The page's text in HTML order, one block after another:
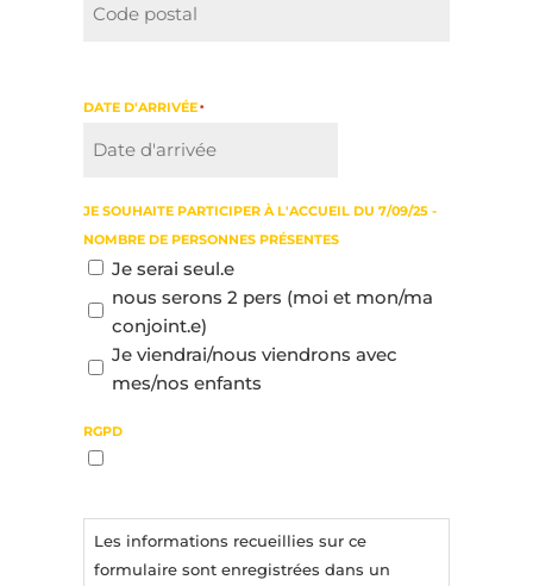
DATE D'ARRIVÉE *
JJ
MM
slash
AAAA
JE SOUHAITE PARTICIPER À L'ACCUEIL DU 7/09/25 -
NOMBRE DE PERSONNES PRÉSENTES
Je serai seul.e
nous serons 2 pers (moi et mon/ma
conjoint.e)
Je viendrai/nous viendrons avec
mes/nos enfants
RGPD
Les informations recueillies sur ce
formulaire sont enregistrées dans un